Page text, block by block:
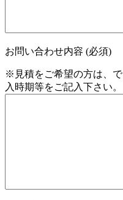
お問い合わせ内容 (必須)
※見積をご希望の方は、
入時期等をご記入下さい。